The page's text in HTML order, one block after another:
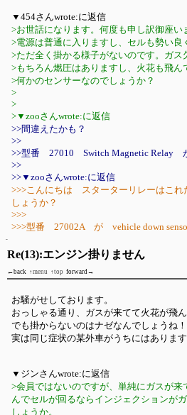
▼454さんwrote:に返信
>お世話になります。何度も申し訳御座い
>電源は普通に入りますし、セルも勢い良
>ただ全く掛かる様子がないのです。ガス
>もちろん燃圧はありますし、火花も飛ん
>何かのセンサーなのでしょうか？
>
>
>▼zooさんwrote:に返信
>>間違えたかも？
>>
>>型番 27010 Switch Magnetic Relay
>>
>>▼zooさんwrote:に返信
>>>こんにちは スターターリレーはこれ
しょうか？
>>>
>>>型番 27002A が vehicle down
Re(13):エンジン掛りません
←back ↑menu ↑top forward→
お騒がせしております。
おっしゃる通り、ガスが来てて火花が飛
でも掛からないのはナゼなんでしょうね！
実は同じ症状の某外車がうちにはあります
▼ジンさんwrote:に返信
>会員ではないのですが、単純にガスが
んでセルが回るならインジェクションが
しょうか。